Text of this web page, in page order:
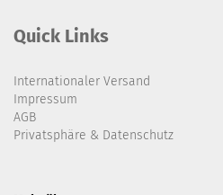
Quick Links
Internationaler Versand
Impressum
AGB
Privatsphäre & Datenschutz